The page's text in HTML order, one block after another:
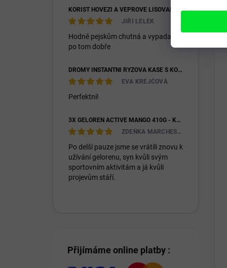
KOŘIST HOVĚZÍ A VEPŘOVÉ LISOVANÉ 28/16
JIŘÍ LELEK
Hodně pejskům chutná a vypadají
po tom dobře
DROMY INSTANTNÍ RÝŽOVÁ KAŠE S KOZÍM MLÉKEM & PREBIOTIKY 1200G
EVA KREJČOVÁ
Perfektní!
3X GELOREN ACTIVE MANGO 410G - KLOUBNÍ VÝŽIVA PRO LIDI (3X 90KS)
ZDEŇKA MARCHESIOVÁ
Po delší pauze jsme se vrátili znovu k
užívání gelorenu, syn kvůli svým
sportovním aktivitám a já kvůli
projevům stáří.
Přijímáme online platby :